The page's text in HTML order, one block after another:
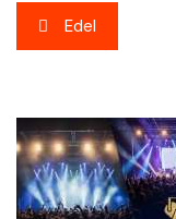
Artikkelien
selaus
Edel